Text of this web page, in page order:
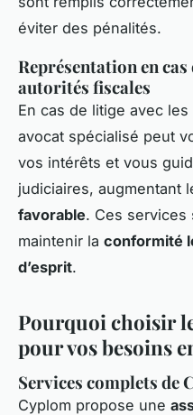
éviter des pénalités.
Représentation en cas
autorités fiscales
En cas de litige avec
avocat spécialisé peut
vos intérêts et vous
judiciaires, augmentant
favorable. Ces services
maintenir la conformité
d’esprit.
Pourquoi choisir
pour vos besoins
Services complets de
Cyplom propose une